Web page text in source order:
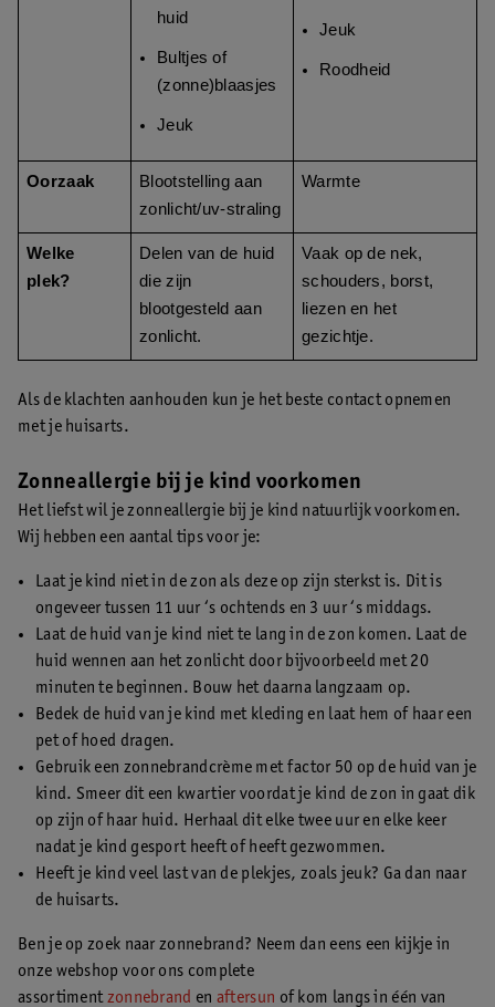
huid
Bultjes of
(zonne)blaasjes
Jeuk
Jeuk
Roodheid
Oorzaak
Blootstelling aan
zonlicht/uv-straling
Warmte
Welke
plek?
Delen van de huid
die zijn
blootgesteld aan
zonlicht.
Vaak op de nek,
schouders, borst,
liezen en het
gezichtje.
Als de klachten aanhouden kun je het beste contact opnemen
met je huisarts.
Zonneallergie bij je kind voorkomen
Het liefst wil je zonneallergie bij je kind natuurlijk voorkomen.
Wij hebben een aantal tips voor je:
Laat je kind niet in de zon als deze op zijn sterkst is. Dit is
ongeveer tussen 11 uur ‘s ochtends en 3 uur ‘s middags.
Laat de huid van je kind niet te lang in de zon komen. Laat de
huid wennen aan het zonlicht door bijvoorbeeld met 20
minuten te beginnen. Bouw het daarna langzaam op.
Bedek de huid van je kind met kleding en laat hem of haar een
pet of hoed dragen.
Gebruik een zonnebrandcrème met factor 50 op de huid van je
kind. Smeer dit een kwartier voordat je kind de zon in gaat dik
op zijn of haar huid. Herhaal dit elke twee uur en elke keer
nadat je kind gesport heeft of heeft gezwommen.
Heeft je kind veel last van de plekjes, zoals jeuk? Ga dan naar
de huisarts.
Ben je op zoek naar zonnebrand? Neem dan eens een kijkje in
onze webshop voor ons complete
assortimentzonnebrand en aftersun of kom langs in één van